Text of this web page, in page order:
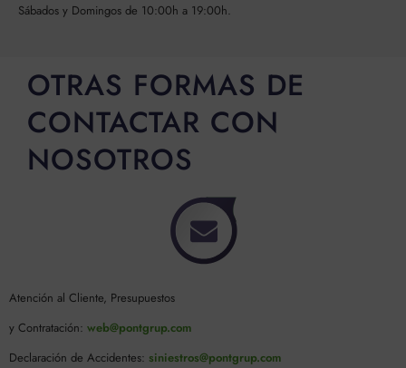
Sábados y Domingos de 10:00h a 19:00h.
OTRAS FORMAS DE
CONTACTAR CON
NOSOTROS
Atención al Cliente, Presupuestos
y Contratación: web@pontgrup.com
Declaración de Accidentes: siniestros@pontgrup.com